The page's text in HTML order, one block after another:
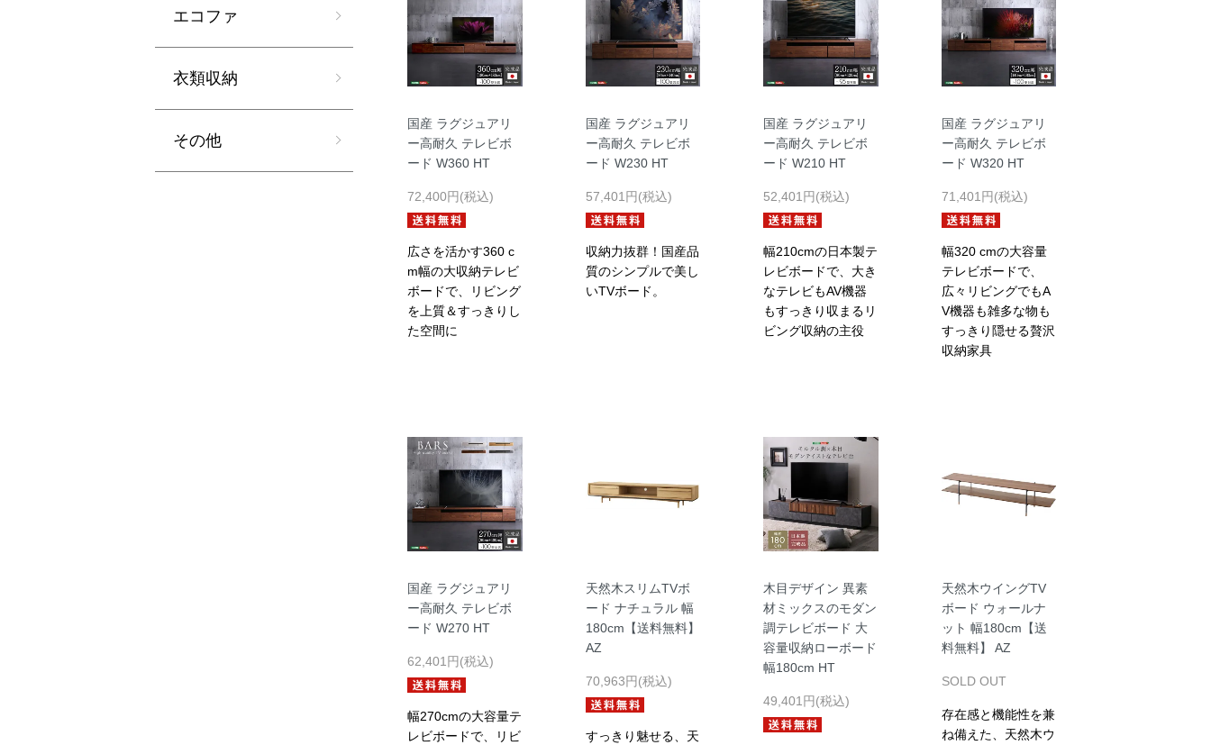
国産 ラグジュアリ
ー高耐久 テレビボ
ード W360 HT
72,400円(税込)
広さを活かす360 c
m幅の大収納テレビ
ボードで、リビング
を上質＆すっきりし
た空間に
国産 ラグジュアリ
ー高耐久 テレビボ
ード W230 HT
57,401円(税込)
収納力抜群！国産品
質のシンプルで美し
いTVボード。
国産 ラグジュアリ
ー高耐久 テレビボ
ード W210 HT
52,401円(税込)
幅210cmの日本製テ
レビボードで、大き
なテレビもAV機器
もすっきり収まるリ
ビング収納の主役
国産 ラグジュアリ
ー高耐久 テレビボ
ード W320 HT
71,401円(税込)
幅320 cmの大容量
テレビボードで、
広々リビングでもA
V機器も雑多な物も
すっきり隠せる贅沢
収納家具
国産 ラグジュアリ
ー高耐久 テレビボ
ード W270 HT
62,401円(税込)
幅270cmの大容量テ
レビボードで、リビ
天然木スリムTVボ
ード ナチュラル 幅
180cm【送料無料】
AZ
70,963円(税込)
すっきり魅せる、天
木目デザイン 異素
材ミックスのモダン
調テレビボード 大
容量収納ローボード
幅180cm HT
49,401円(税込)
天然木ウイングTV
ボード ウォールナ
ット 幅180cm【送
料無料】 AZ
SOLD OUT
存在感と機能性を兼
ね備えた、天然木ウ
エコファ
衣類収納
その他